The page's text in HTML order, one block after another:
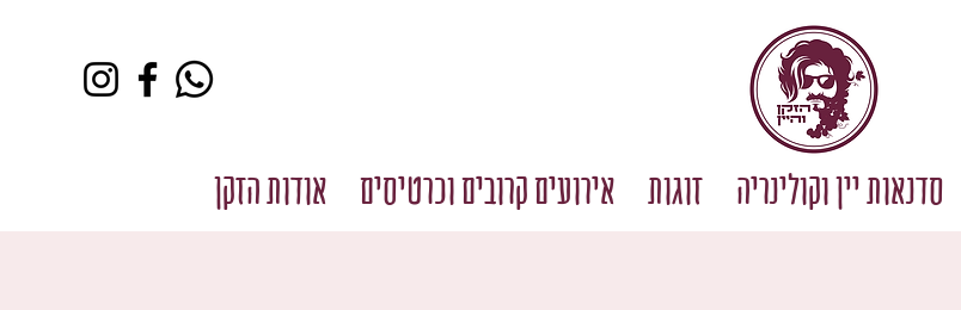
סדנאות יין וקולינריה זוגות אירועים קרובים וכרטיסים אודות הזקן